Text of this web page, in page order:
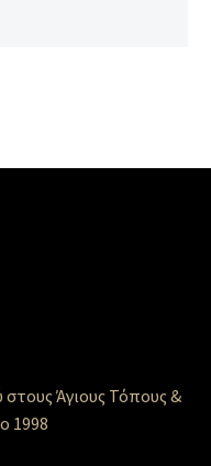
Άγιους Τόπους &
1998